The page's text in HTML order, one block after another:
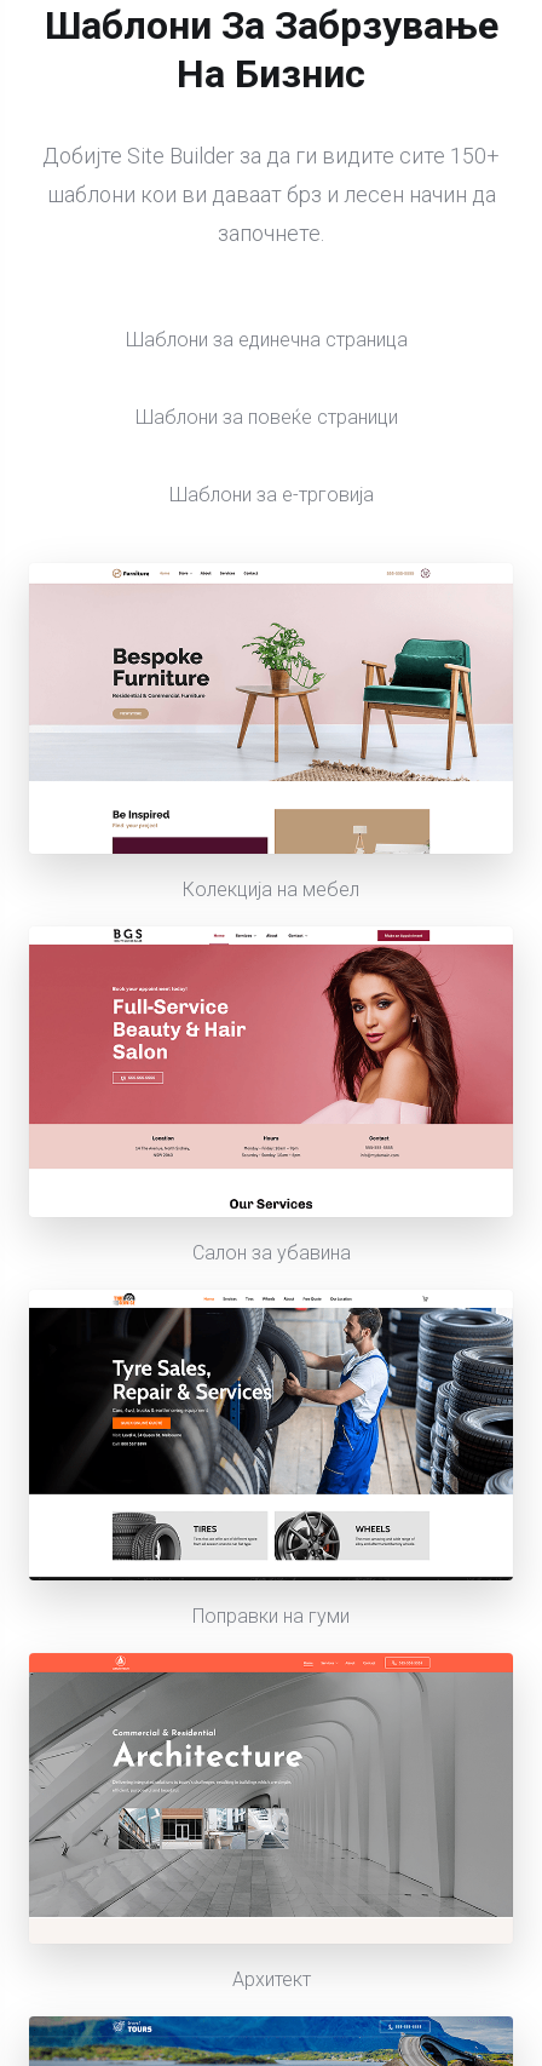
Шаблони За Забрзување
На Бизнис
Добијте Site Builder за да ги видите сите 150+
шаблони кои ви даваат брз и лесен начин да
започнете.
Шаблони за единечна страница
Шаблони за повеќе страници
Шаблони за е-трговија
Колекција на мебел
Салон за убавина
Поправки на гуми
Архитект